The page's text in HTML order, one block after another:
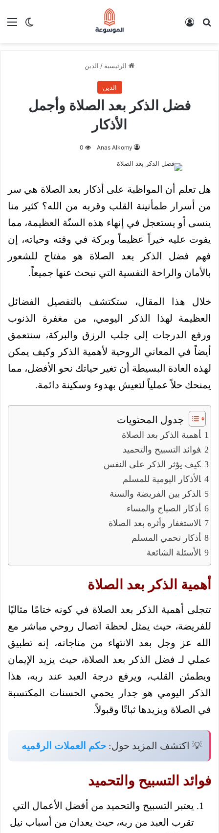
الوضع بحث عن
الرئيسية / الدين
الدين
فضل الذكر بعد الصلاة وأجمل
الأذكار
Anas Alkomy
0
هل تعلم أن المواظبة على أذكار بعد الصلاة هي سر
من أسرار طمأنينة القلب وقربه من الله؟ كثير منا
ينسى أو يستعجل في إنهاء هذه السنّة العظيمة، مما
يفوت عليه خيراً عظيماً وبركة في وقته وحياته، إن
فهم فضل الذكر بعد الصلاة هو مفتاح للشعور
بالأمان والراحة النفسية التي نبحث عنها جميعاً.
خلال هذا المقال، ستكتشف بالتفصيل الفضائل
العظيمة لهذا الذكر اليومي، من مغفرة الذنوب
ورفع الدرجات إلى جلب الرزق والبركة، سنتعمق
أيضاً في المعاني الروحية لأهمية الذكر وكيف يمكن
لهذه العادة البسيطة أن تغير حياتك نحو الأفضل، مما
يمنحك حلاً عملياً لتعيش بهدوء وسكينة دائمة.
جدول المحتويات
أهمية الذكر بعد الصلاة
فوائد التسبيح والتحميد
كيف يؤثر الذكر على النفس
الأذكار اليومية للمسلم
الذكر بين الفريضة والسنة
أذكار الصباح والمساء
الاستغفار وأثره بعد الصلاة
أذكار تحمي المسلم
الأسئلة الشائعة
أهمية الذكر بعد الصلاة
تتجلى أهمية الذكر بعد الصلاة في كونه ختامًا مثاليًا
للفريضة، حيث يمثل لحظة اتصال روحي مباشر مع
الله عز وجل بعد الانتهاء من مناجاته، إنه تطبيق
عملي لـ فضل الذكر بعد الصلاة، حيث يزيد الإيمان
ويطمئن القلب، ويرفع درجة العبد عند ربه، هذا
الذكر اليومي هو جدار يحمي الحسنات المكتسبة
في الصلاة ويزيدها ثباتًا وقبولاً.
💡 اكتشف المزيد حول: حكم العملات الرقميه
فوائد التسبيح والتحميد
يعتبر التسبيح والتحميد من أفضل الأعمال التي
تقرب العبد من ربه، حيث يعدان من أسباب نيل